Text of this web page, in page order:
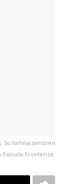
Su familia también
Fronteriza.